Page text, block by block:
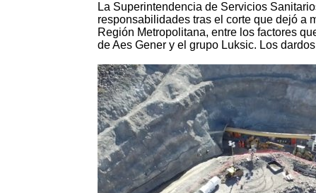
La Superintendencia de Servicios
responsabilidades tras el corte que dejó a
Región Metropolitana, entre los factores
de Aes Gener y el grupo Luksic. Los